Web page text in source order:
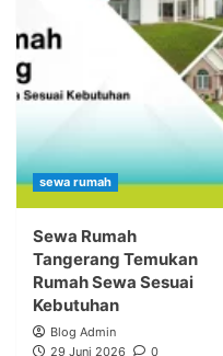
sewa rumah
Sewa Rumah
Tangerang Temukan
Rumah Sewa Sesuai
Kebutuhan
Blog Admin
29 Juni 2026
0